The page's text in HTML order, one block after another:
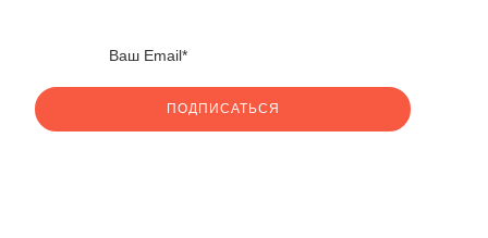
ПОДПИСАТЬСЯ